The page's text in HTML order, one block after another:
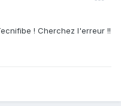
! Cherchez l'erreur !!